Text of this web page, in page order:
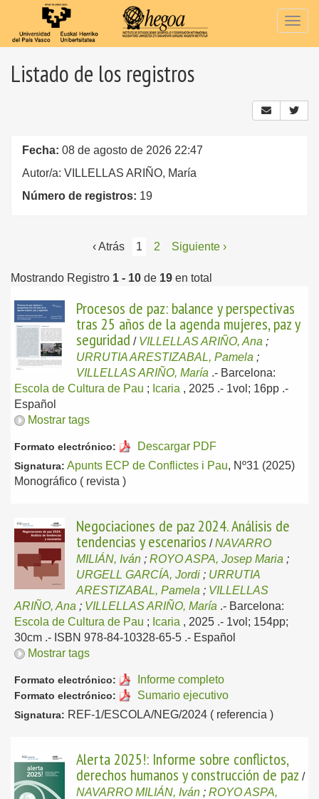
Listado de los registros
Fecha: 08 de agosto de 2026 22:47
Autor/a: VILLELLAS ARIÑO, María
Número de registros: 19
‹ Atrás 1 2 Siguiente ›
Mostrando Registro 1 - 10 de 19 en total
Procesos de paz: balance y perspectivas
tras 25 años de la agenda mujeres, paz y
seguridad / VILLELLAS ARIÑO, Ana ;
URRUTIA ARESTIZABAL, Pamela ;
VILLELLAS ARIÑO, María .- Barcelona:
Escola de Cultura de Pau ; Icaria , 2025 .- 1vol; 16pp .-
Español
Mostrar tags
Formato electrónico: Descargar PDF
Signatura: Apunts ECP de Conflictes i Pau, Nº31 (2025)
Monográfico ( revista )
Negociaciones de paz 2024. Análisis de
tendencias y escenarios /NAVARRO
MILIÁN, Iván ; ROYO ASPA, Josep Maria ;
URGELL GARCÍA, Jordi ; URRUTIA
ARESTIZABAL, Pamela ; VILLELLAS
ARIÑO, Ana ; VILLELLAS ARIÑO, María .- Barcelona:
Escola de Cultura de Pau ; Icaria , 2025 .- 1vol; 154pp;
30cm .- ISBN 978-84-10328-65-5 .- Español
Mostrar tags
Formato electrónico: Informe completo
Formato electrónico: Sumario ejecutivo
Signatura: REF-1/ESCOLA/NEG/2024 ( referencia )
Alerta 2025!: Informe sobre conflictos,
derechos humanos y construcción de paz /
NAVARRO MILIÁN, Iván ; ROYO ASPA,